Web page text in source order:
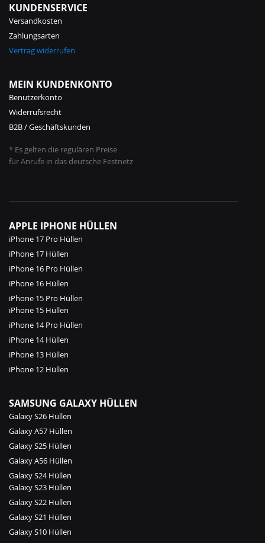
KUNDENSERVICE
Versandkosten
Zahlungsarten
Vertrag widerrufen
MEIN KUNDENKONTO
Benutzerkonto
Widerrufsrecht
B2B / Geschäftskunden
* Es gelten die regulären Preise
für Anrufe in das deutsche Festnetz
APPLE IPHONE HÜLLEN
iPhone 17 Pro Hüllen
iPhone 17 Hüllen
iPhone 16 Pro Hüllen
iPhone 16 Hüllen
iPhone 15 Pro Hüllen
iPhone 15 Hüllen
iPhone 14 Pro Hüllen
iPhone 14 Hüllen
iPhone 13 Hüllen
iPhone 12 Hüllen
SAMSUNG GALAXY HÜLLEN
Galaxy S26 Hüllen
Galaxy A57 Hüllen
Galaxy S25 Hüllen
Galaxy A56 Hüllen
Galaxy S24 Hüllen
Galaxy S23 Hüllen
Galaxy S22 Hüllen
Galaxy S21 Hüllen
Galaxy S10 Hüllen